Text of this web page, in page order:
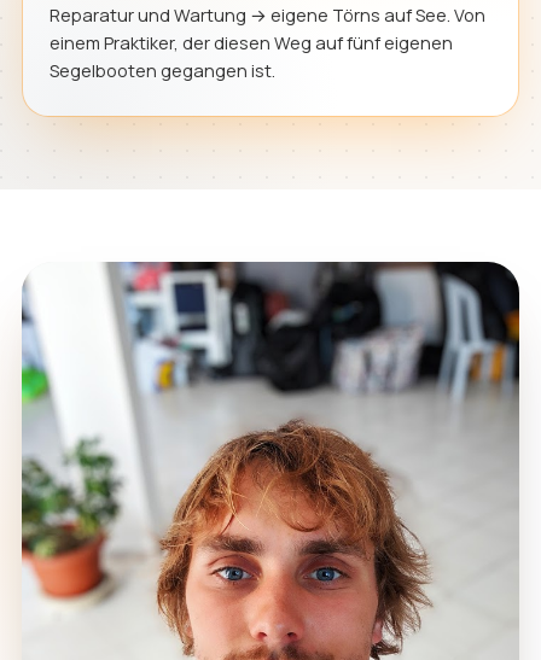
Reparatur und Wartung → eigene Törns auf See. Von
einem Praktiker, der diesen Weg auf fünf eigenen
Segelbooten gegangen ist.